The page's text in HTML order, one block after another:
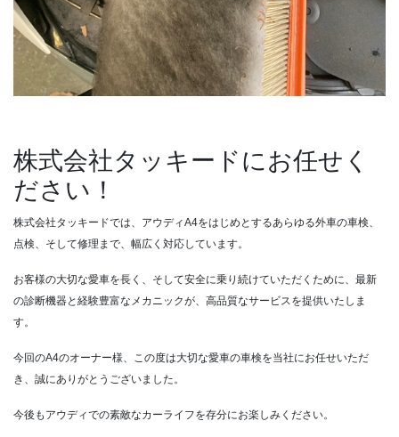
株式会社タッキードにお任せく
ださい！
株式会社タッキードでは、アウディA4をはじめとするあらゆる外車の車検、
点検、そして修理まで、幅広く対応しています。
お客様の大切な愛車を長く、そして安全に乗り続けていただくために、最新
の診断機器と経験豊富なメカニックが、高品質なサービスを提供いたしま
す。
今回のA4のオーナー様、この度は大切な愛車の車検を当社にお任せいただ
き、誠にありがとうございました。
今後もアウディでの素敵なカーライフを存分にお楽しみください。